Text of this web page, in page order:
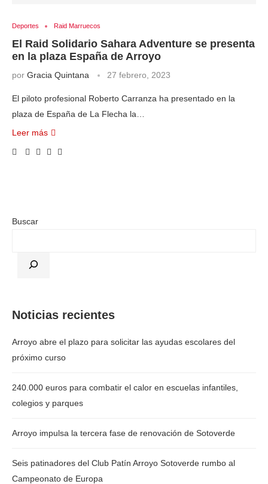
Deportes Raid Marruecos
El Raid Solidario Sahara Adventure se presenta
en la plaza España de Arroyo
por Gracia Quintana 27 febrero, 2023
El piloto profesional Roberto Carranza ha presentado en la
plaza de España de La Flecha la…
Leer más
Buscar
Noticias recientes
Arroyo abre el plazo para solicitar las ayudas escolares del
próximo curso
240.000 euros para combatir el calor en escuelas infantiles,
colegios y parques
Arroyo impulsa la tercera fase de renovación de Sotoverde
Seis patinadores del Club Patín Arroyo Sotoverde rumbo al
Campeonato de Europa